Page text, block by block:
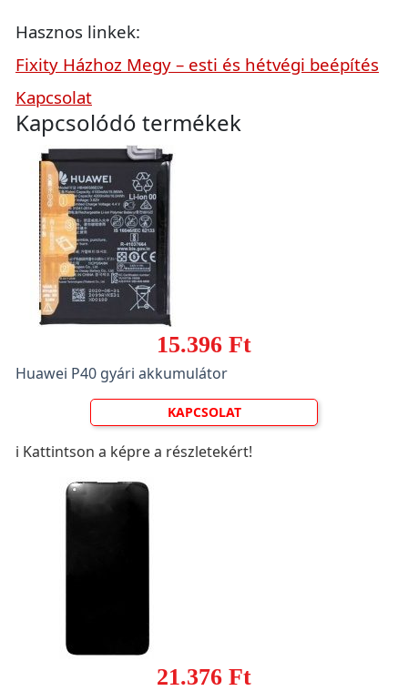
Hasznos linkek:
Fixity Házhoz Megy – esti és hétvégi beépítés
Kapcsolat
Kapcsolódó termékek
15.396 Ft
Huawei P40 gyári akkumulátor
KAPCSOLAT
ℹ️ Kattintson a képre a részletekért!
21.376 Ft